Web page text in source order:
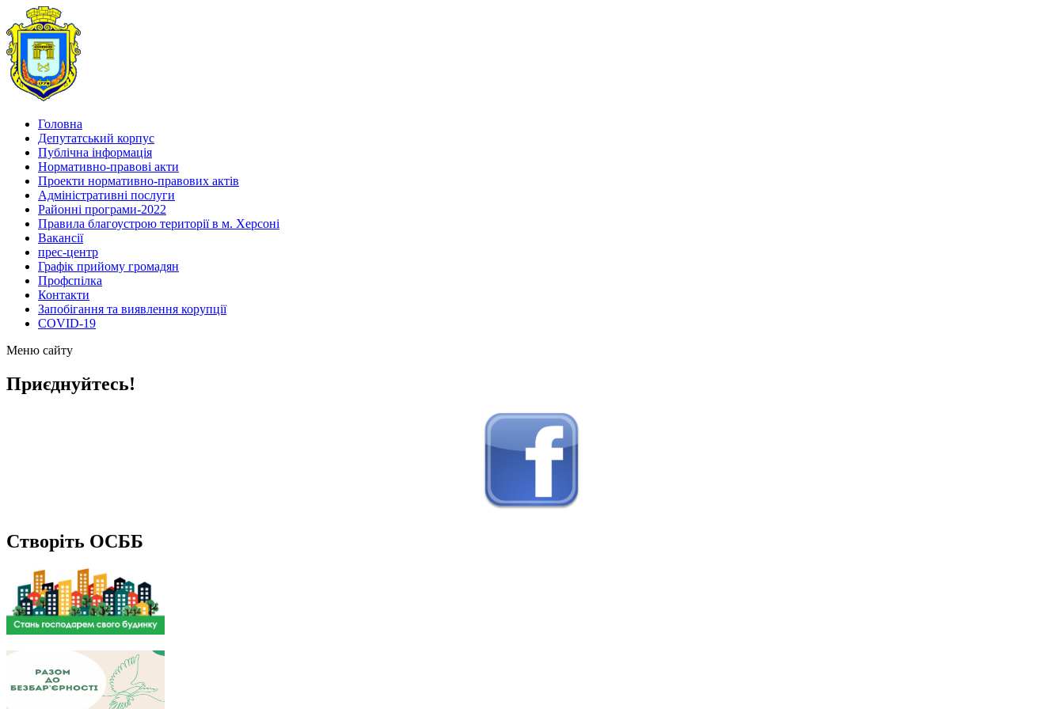
Головна
Депутатський корпус
Публічна інформація
Нормативно-правові акти
Проекти нормативно-правових актів
Адміністративні послуги
Районні програми-2022
Правила благоустрою території в м. Херсоні
Вакансії
прес-центр
Графік прийому громадян
Профспілка
Контакти
Запобігання та виявлення корупції
COVID-19
Меню сайту
Приєднуйтесь!
Створіть ОСББ